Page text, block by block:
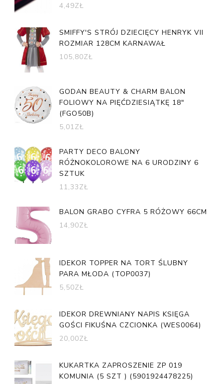
4,49ZŁ
SMIFFY'S STRÓJ DZIECIĘCY HENRYK VII
ROZMIAR 128CM KARNAWAŁ
105,80ZŁ
GODAN BEAUTY & CHARM BALON
FOLIOWY NA PIĘĆDZIESIĄTKĘ 18"
(FGO50B)
5,01ZŁ
PARTY DECO BALONY
RÓŻNOKOLOROWE NA 6 URODZINY 6
SZTUK
11,33ZŁ
BALON GRABO CYFRA 5 RÓŻOWY 66CM
14,90ZŁ
IDEKOR TOPPER NA TORT ŚLUBNY
PARA MŁODA (TOP0037)
5,50ZŁ
IDEKOR DREWNIANY NAPIS KSIĘGA
GOŚCI FIKUŚNA CZCIONKA (WES0064)
20,00ZŁ
KUKARTKA ZAPROSZENIE ZP 019
KOMUNIA (5 SZT ) (5901924478225)